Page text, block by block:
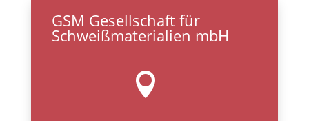
GSM Gesellschaft für
Schweißmaterialien mbH
